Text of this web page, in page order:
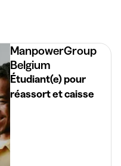
ManpowerGroup
Belgium
Étudiant(e) pour
réassort et caisse